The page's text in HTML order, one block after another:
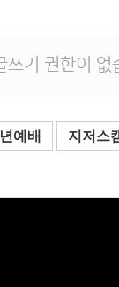
쓰기 권한이 없
예배 지저스